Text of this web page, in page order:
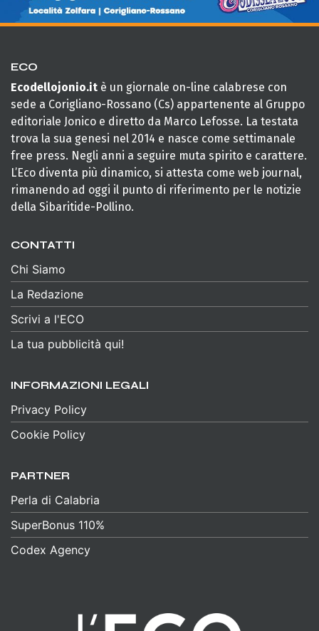
ECO
Ecodellojonio.it è un giornale on-line calabrese con
sede a Corigliano-Rossano (Cs) appartenente al Gruppo
editoriale Jonico e diretto da Marco Lefosse. La testata
trova la sua genesi nel 2014 e nasce come settimanale
free press. Negli anni a seguire muta spirito e carattere.
L’Eco diventa più dinamico, si attesta come web journal,
rimanendo ad oggi il punto di riferimento per le notizie
della Sibaritide-Pollino.
CONTATTI
Chi Siamo
La Redazione
Scrivi a l'ECO
La tua pubblicità qui!
INFORMAZIONI LEGALI
Privacy Policy
Cookie Policy
PARTNER
Perla di Calabria
SuperBonus 110%
Codex Agency